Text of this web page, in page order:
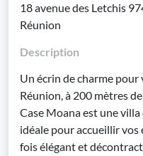
18 avenue des Letchis
Réunion
Description
Un écrin de charme pour
Réunion, à 200 mètres
Case Moana est une
idéale pour accueillir vos
fois élégant et